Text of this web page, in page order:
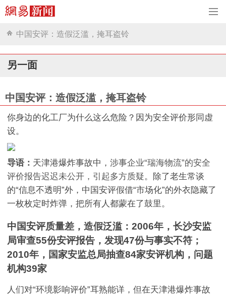
中国安评：造假泛滥，掩耳盗铃
另一面
中国安评：造假泛滥，掩耳盗铃
你身边的化工厂为什么这么危险？因为安全评价形同虚
设。
导语： 天津港爆炸事故中，涉事企业“瑞海物流”的安全
评价报告迟迟未公开，引起多方质疑。除了老生常谈
的“信息不透明”外，中国安评假借“市场化”的外衣隐藏了
一枚枚定时炸弹，把所有人都蒙在了鼓里。
中国安评质量差，造假泛滥：2006年，长沙安监
局审查55份安评报告，发现47份与事实不符；
2010年，国家安监总局抽查84家安评机构，问题
机构39家
人们对“环境影响评价”耳熟能详，但在天津港爆炸事故